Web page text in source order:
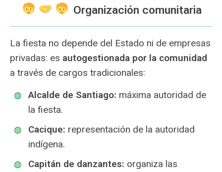
Organización comunitaria
La fiesta no depende del Estado ni de empresas
privadas: es autogestionada por la comunidad
a través de cargos tradicionales:
Alcalde de Santiago: máxima autoridad de
la fiesta.
Cacique: representación de la autoridad
indígena.
Capitán de danzantes: organiza las